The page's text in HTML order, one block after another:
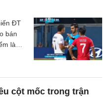
ĐT
bán
là
cột mốc trong trận